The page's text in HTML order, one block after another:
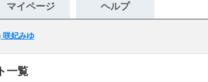
マイページ ヘルプ
咲妃みゆ
一覧